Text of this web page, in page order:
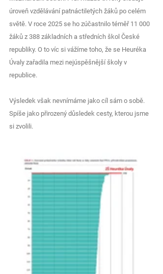
úroveň vzdělávání patnáctiletých žáků po celém
světě. V roce 2025 se ho zúčastnilo téměř 11 000
žáků z 388 základních a středních škol České
republiky. O to víc si vážíme toho, že se Heuréka
Úvaly zařadila mezi nejúspěšnější školy v
republice.
Výsledek však nevnímáme jako cíl sám o sobě.
Spíše jako přirozený důsledek cesty, kterou jsme
si zvolili.